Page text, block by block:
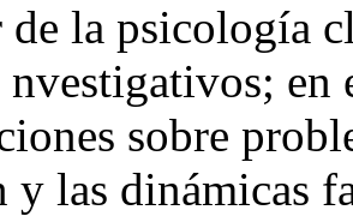
de la psicología
en
sobre
y las dinámicas